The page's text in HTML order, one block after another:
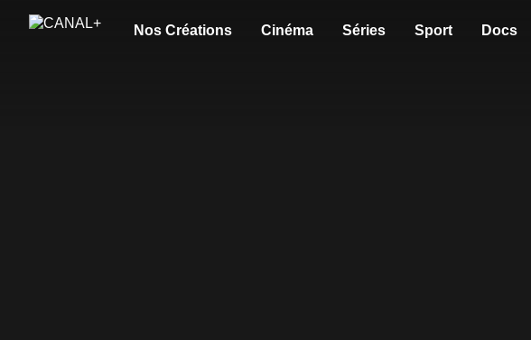
Nos Créations Cinéma Séries Sport Docs